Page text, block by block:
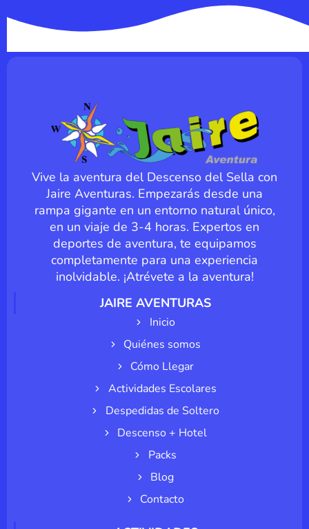
Vive la aventura del Descenso del Sella con
Jaire Aventuras. Empezarás desde una
rampa gigante en un entorno natural único,
en un viaje de 3-4 horas. Expertos en
deportes de aventura, te equipamos
completamente para una experiencia
inolvidable. ¡Atrévete a la aventura!
JAIRE AVENTURAS
Inicio
Quiénes somos
Cómo Llegar
Actividades Escolares
Despedidas de Soltero
Descenso + Hotel
Packs
Blog
Contacto